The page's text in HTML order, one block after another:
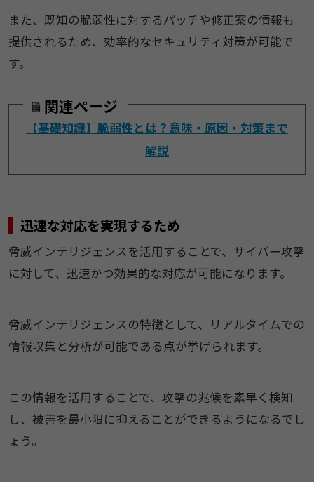
また、既知の脆弱性に対するパッチや修正案の情報も
提供されるため、効率的なセキュリティ対策が可能で
す。
関連ページ
【基礎知識】脆弱性とは？意味・原因・対策まで
解説
迅速な対応を実現するため
脅威インテリジェンスを活用することで、サイバー攻撃
に対して、迅速かつ効果的な対応が可能になります。
脅威インテリジェンスの特徴として、リアルタイムでの
情報収集と分析が可能である点が挙げられます。
この情報を活用することで、攻撃の兆候を素早く検知
し、被害を最小限に抑えることができるようになるでし
ょう。